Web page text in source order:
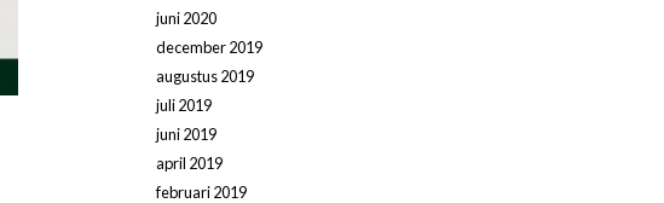
juni 2020
december 2019
augustus 2019
juli 2019
juni 2019
april 2019
februari 2019